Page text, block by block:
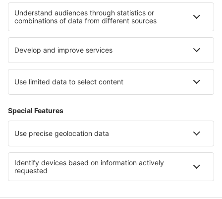
Cazare în Thonac Cazare în Coudray
Cele mai bune locuri de cazare - regiuni
Cazare in Marea Moartă
Cazare în Aruba Cazare in North Puerto Rico